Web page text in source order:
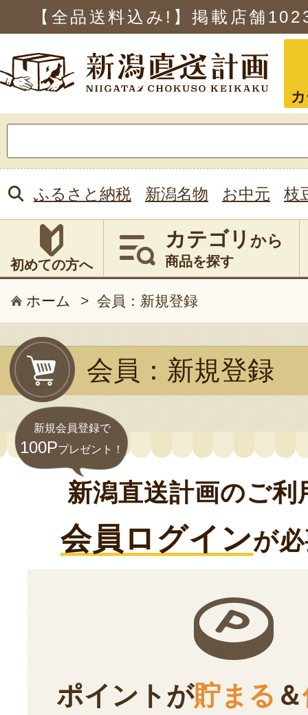
【全品送料込み!】掲載店舗
索:
ふるさと納税 新潟名物 お中元 枝
初めての方へ
カテゴリ から
商品を探す
ホーム > 会員：新規登録
会員：新規登録
新規会員登録で
100Pプレゼント！
新潟直送計画のご利
会員ログインが
ポイントが貯まる ＆